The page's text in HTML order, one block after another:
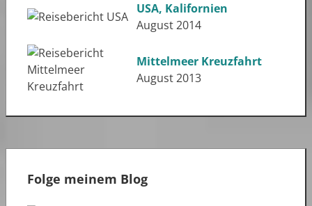
USA, Kalifornien
August 2014
Mittelmeer Kreuzfahrt
August 2013
Folge meinem Blog